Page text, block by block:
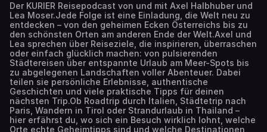
Der KURIER Reisepodcast von und mit Axel Halbhuber und
Lea Moser.Jede Folge ist eine Einladung, die Welt neu zu
entdecken – von den geheimen Ecken Österreichs bis zu
den schönsten Orten am anderen Ende der Welt.Axel und
Lea sprechen über Reiseziele, die inspirieren, überraschen
oder einfach glücklich machen: von pulsierenden
Städtereisen über entspannte Urlaub am Meer-Spots bis
zu abgelegenen Landschaften voller Abenteuer. Dabei
teilen sie persönliche Erlebnisse, authentische
Geschichten und viele praktische Tipps für deinen
nächsten Trip.Ob Roadtrip durch Italien, Städtetrip nach
Paris, Wandern in Tirol oder Strandurlaub in Thailand –
hier erfährst du, wo sich ein Besuch wirklich lohnt, welche
Orte echte Geheimtipps sind und welche Destinationen